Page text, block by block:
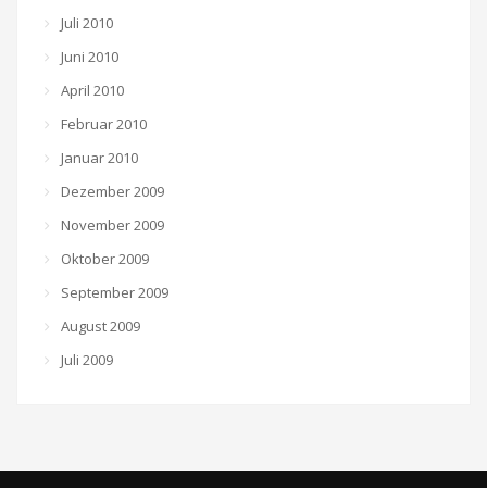
Juli 2010
Juni 2010
April 2010
Februar 2010
Januar 2010
Dezember 2009
November 2009
Oktober 2009
September 2009
August 2009
Juli 2009